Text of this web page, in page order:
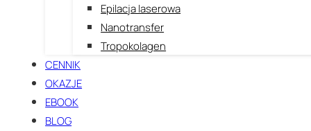
Epilacja laserowa
Nanotransfer
Tropokolagen
CENNIK
OKAZJE
EBOOK
BLOG